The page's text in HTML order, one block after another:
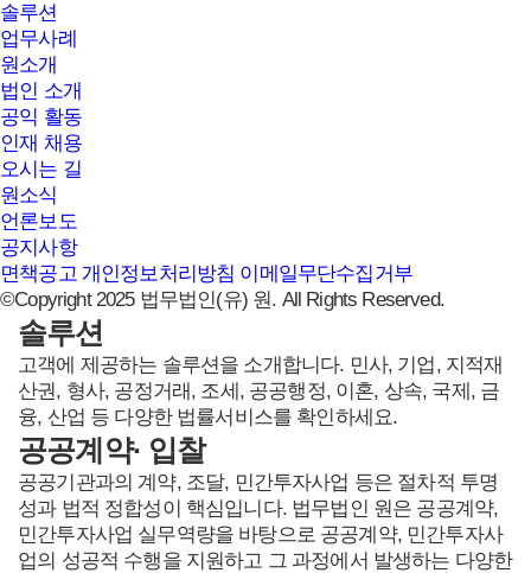
솔루션
업무사례
원소개
법인 소개
공익 활동
인재 채용
오시는 길
원소식
언론보도
공지사항
면책공고 개인정보처리방침 이메일무단수집거부
©Copyright 2025 법무법인(유) 원. All Rights Reserved.
솔루션
고객에 제공하는 솔루션을 소개합니다. 민사, 기업, 지적재
산권, 형사, 공정거래, 조세, 공공행정, 이혼, 상속, 국제, 금
융, 산업 등 다양한 법률서비스를 확인하세요.
공공계약· 입찰
공공기관과의 계약, 조달, 민간투자사업 등은 절차적 투명
성과 법적 정합성이 핵심입니다. 법무법인 원은 공공계약,
민간투자사업 실무역량을 바탕으로 공공계약, 민간투자사
업의 성공적 수행을 지원하고 그 과정에서 발생하는 다양한